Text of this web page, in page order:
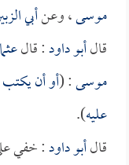
موسى، وعنأبي
قالأبو داود: قال
موسى: (أو أن
عليه).
قالأبو داود: خفي